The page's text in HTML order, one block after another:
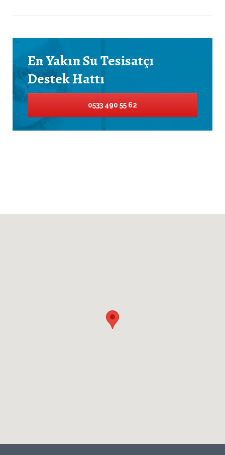
En Yakın Su Tesisatçı
Destek Hattı
0533 490 55 62